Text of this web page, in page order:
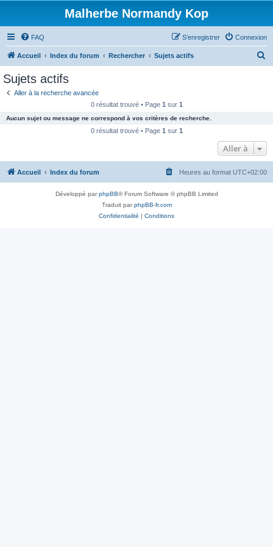
Malherbe Normandy Kop
FAQ Connexion
S’enregistrer
Accueil Index du forum Rechercher Sujets actifs
c
e
Sujets actifs
Aller à la recherche avancée
0 résultat trouvé • Page 1 sur 1
Aucun sujet ou message ne correspond à vos critères de recherche.
0 résultat trouvé • Page 1 sur 1
Aller à
Accueil Index du forum Heures au format UTC+02:00
Développé parphpBB® Forum Software © phpBB Limited
Traduit parphpBB-fr.com
Confidentialité | Conditions